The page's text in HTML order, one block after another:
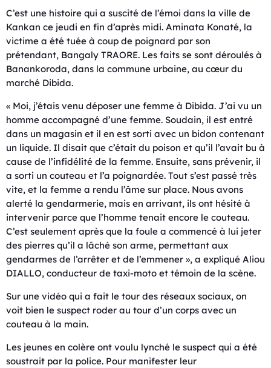
C’est une histoire qui a suscité de l’émoi dans la ville de
Kankan ce jeudi en fin d’après midi. Aminata Konaté, la
victime a été tuée à coup de poignard par son
prétendant, Bangaly TRAORE. Les faits se sont déroulés à
Banankoroda, dans la commune urbaine, au cœur du
marché Dibida.
« Moi, j’étais venu déposer une femme à Dibida. J’ai vu un
homme accompagné d’une femme. Soudain, il est entré
dans un magasin et il en est sorti avec un bidon contenant
un liquide. Il disait que c’était du poison et qu’il l’avait bu à
cause de l’infidélité de la femme. Ensuite, sans prévenir, il
a sorti un couteau et l’a poignardée. Tout s’est passé très
vite, et la femme a rendu l’âme sur place. Nous avons
alerté la gendarmerie, mais en arrivant, ils ont hésité à
intervenir parce que l’homme tenait encore le couteau.
C’est seulement après que la foule a commencé à lui jeter
des pierres qu’il a lâché son arme, permettant aux
gendarmes de l’arrêter et de l’emmener », a expliqué Aliou
DIALLO, conducteur de taxi-moto et témoin de la scène.
Sur une vidéo qui a fait le tour des réseaux sociaux, on
voit bien le suspect roder au tour d’un corps avec un
couteau à la main.
Les jeunes en colère ont voulu lynché le suspect qui a été
soustrait par la police. Pour manifester leur